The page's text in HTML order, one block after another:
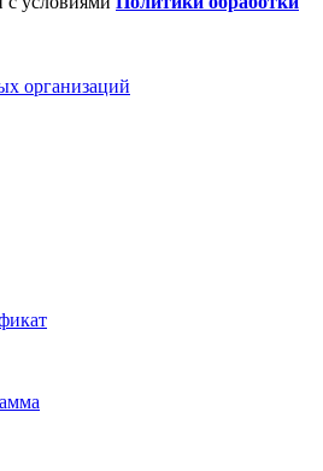
организаций